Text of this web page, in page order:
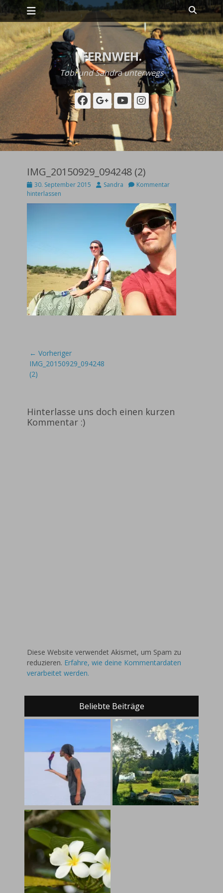
Zum
Inhalt
springen
Primäres Menü Suchen
FERNWEH.
Tobi und Sandra unterwegs
Facebook
Googleplus
YouTube
Instagram
IMG_20150929_094248 (2)
Posted
on
30. September 2015 AutorSandra
Kommentar
hinterlassen
Beitragsnavigation
← Vorheriger
Vorheriger
Beitrag:
IMG_20150929_094248
(2)
Hinterlasse uns doch einen kurzen
Kommentar :)
Diese Website verwendet Akismet, um Spam zu
reduzieren. Erfahre, wie deine Kommentardaten
verarbeitet werden.
Beliebte Beiträge